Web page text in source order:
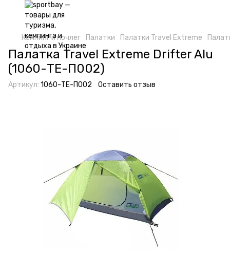
Кемпинг и ночлег Палатки Палатки Travel Extreme
Палатка Travel Extreme Drifter Alu
(1060-ТE-П002)
Артикул: 1060-ТE-П002 Оставить отзыв